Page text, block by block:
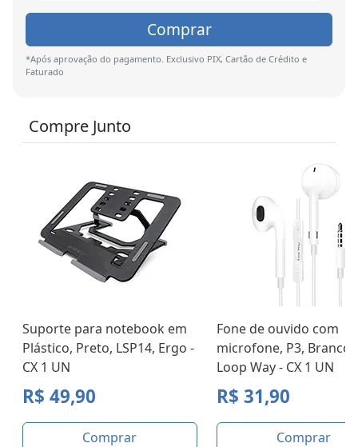
Comprar
*Após aprovação do pagamento. Exclusivo PIX, Cartão de Crédito e
Faturado
Compre Junto
Suporte para notebook em
Plástico, Preto, LSP14, Ergo -
CX 1 UN
R$ 49,90
Comprar
Fone de ouvido com
microfone, P3, Branco,
Loop Way - CX 1 UN
R$ 31,90
Comprar